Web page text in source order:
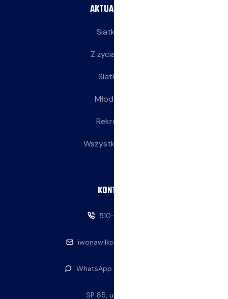
AKTUALNOŚCI
Siatkarze
Z życia klubu
Siatkarki
Młodziczki
Rekreacja
Wszystkie wpisy
KONTAKT
510-146-069
iwonawilkowska@interia.pl
WhatsApp — napisz do nas
SP 85, ul. Stolema 59